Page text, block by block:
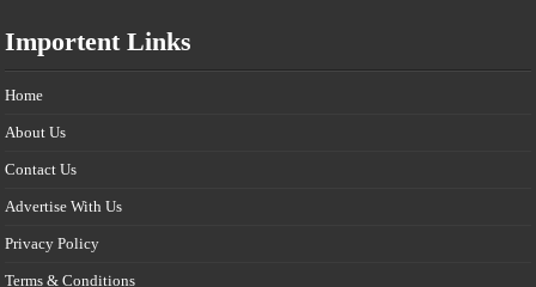
Importent Links
Home
About Us
Contact Us
Advertise With Us
Privacy Policy
Terms & Conditions